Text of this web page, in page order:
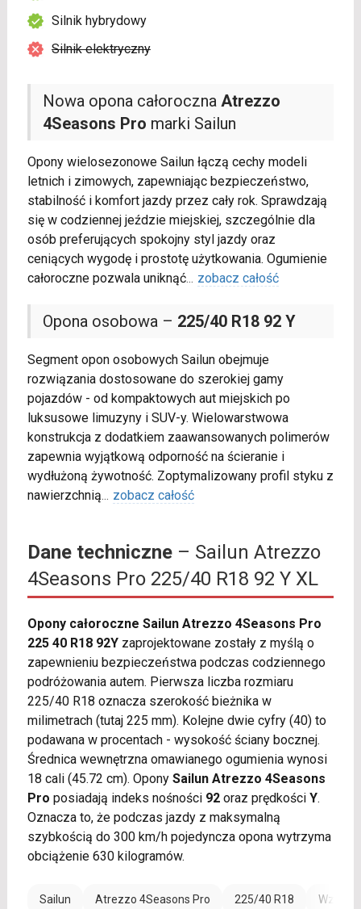
Nowa opona całoroczna Atrezzo
4Seasons Pro marki Sailun
Opony wielosezonowe Sailun łączą cechy modeli
letnich i zimowych, zapewniając bezpieczeństwo,
stabilność i komfort jazdy przez cały rok. Sprawdzają
się w codziennej jeździe miejskiej, szczególnie dla
osób preferujących spokojny styl jazdy oraz
ceniących wygodę i prostotę użytkowania. Ogumienie
całoroczne pozwala uniknąć... zobacz całość
Opona osobowa – 225/40 R18 92 Y
Segment opon osobowych Sailun obejmuje
rozwiązania dostosowane do szerokiej gamy
pojazdów - od kompaktowych aut miejskich po
luksusowe limuzyny i SUV-y. Wielowarstwowa
konstrukcja z dodatkiem zaawansowanych polimerów
zapewnia wyjątkową odporność na ścieranie i
wydłużoną żywotność. Zoptymalizowany profil styku z
nawierzchnią... zobacz całość
Silnik hybrydowy
Silnik elektryczny
Dane techniczne– Sailun Atrezzo
4Seasons Pro 225/40 R18 92 Y XL
Opony całoroczne Sailun Atrezzo 4Seasons Pro
225 40 R18 92Yzaprojektowane zostały z myślą o
zapewnieniu bezpieczeństwa podczas codziennego
podróżowania autem. Pierwsza liczba rozmiaru
225/40 R18 oznacza szerokość bieżnika w
milimetrach (tutaj 225 mm). Kolejne dwie cyfry (40) to
podawana w procentach - wysokość ściany bocznej.
Średnica wewnętrzna omawianego ogumienia wynosi
18 cali (45.72 cm). Opony Sailun Atrezzo 4Seasons
Pro posiadają indeks nośności 92oraz prędkości Y.
Oznacza to, że podczas jazdy z maksymalną
szybkością do 300 km/h pojedyncza opona wytrzyma
obciążenie 630 kilogramów.
Sailun Atrezzo 4Seasons Pro 225/40 R18